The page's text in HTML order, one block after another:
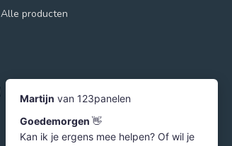
Alle producten